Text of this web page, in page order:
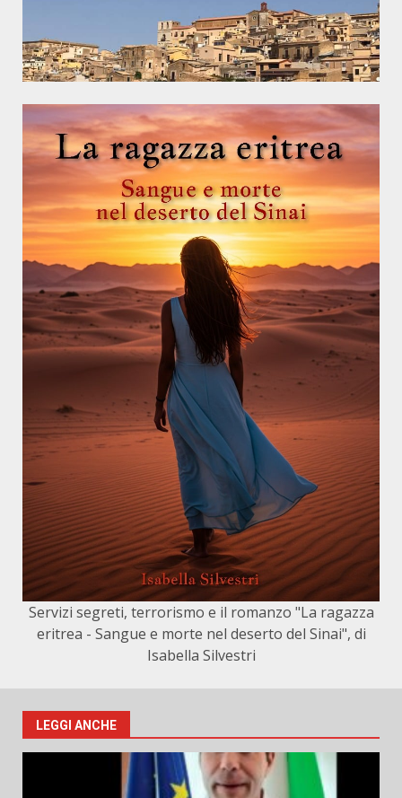
Servizi segreti, terrorismo e il romanzo "La ragazza
eritrea - Sangue e morte nel deserto del Sinai", di
Isabella Silvestri
LEGGI ANCHE